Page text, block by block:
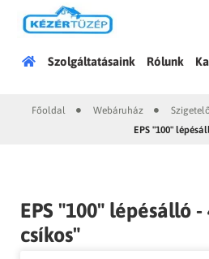
FőoldalSzolgáltatásaink Rólunk
Főoldal Webáruház
EPS "100"
EPS "100" lépésálló -
csíkos"